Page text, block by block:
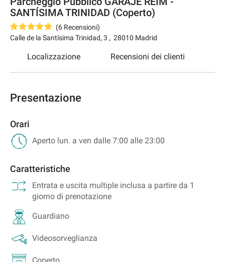
SANTÍSIMA TRINIDAD (Coperto)
(6 Recensioni)
Calle de la Santísima Trinidad, 3 , 28010 Madrid
Localizzazione Recensioni dei clienti
Presentazione
Orari
Aperto lun. a ven dalle 7:00 alle 23:00
Caratteristiche
Entrata e uscita multiple inclusa a partire da 1
giorno di prenotazione
Guardiano
Videosorveglianza